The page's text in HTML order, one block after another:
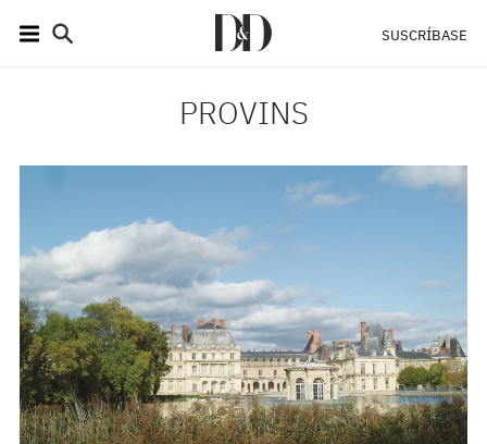
SUSCRÍBASE
PROVINS